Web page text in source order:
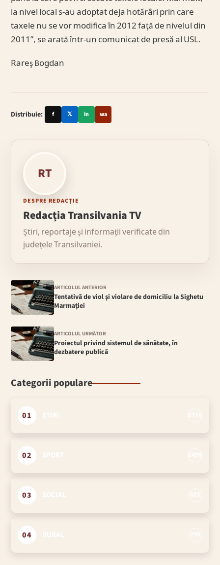
la nivel local s-au adoptat deja hotărâri prin care
taxele nu se vor modifica în 2012 faţă de nivelul din
2011”, se arată într-un comunicat de presă al USL.
Rareş Bogdan
Distribuie: f 𝕏 in wa
RT
DESPRE REDACȚIE
Redacția Transilvania TV
Știri, reportaje și informații verificate din
județele Transilvaniei.
ARTICOLUL ANTERIOR
Tentativă de viol şi violare de domiciliu la Sighetu
Marmaţiei
ARTICOLUL URMĂTOR
Proiectul privind sistemul de sănătate, în
dezbatere publică
Categorii populare
01
02
03
04